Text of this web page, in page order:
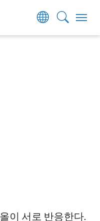
이 서로 반응한다.